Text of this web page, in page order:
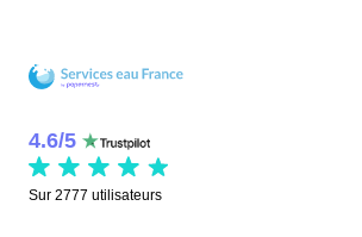
4.6/5
Sur 2777 utilisateurs